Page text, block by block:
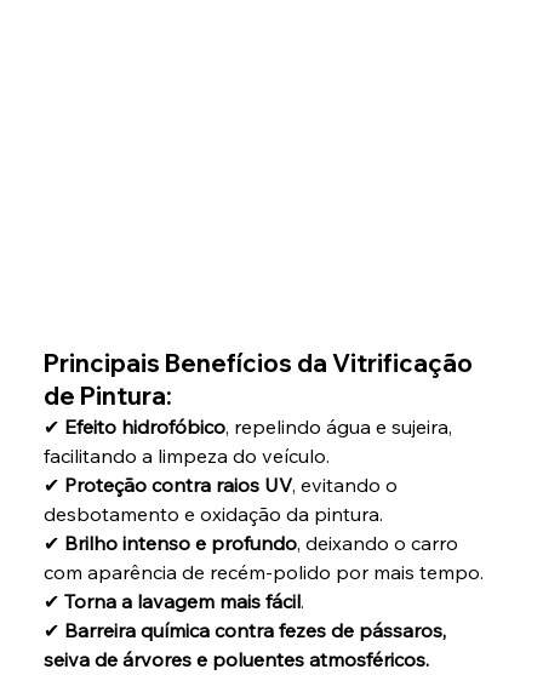
Principais Benefícios da Vitrificação
de Pintura:
✔ Efeito hidrofóbico, repelindo água e sujeira,
facilitando a limpeza do veículo.
✔ Proteção contra raios UV, evitando o
desbotamento e oxidação da pintura.
✔ Brilho intenso e profundo, deixando o carro
com aparência de recém-polido por mais tempo.
✔ Torna a lavagem mais fácil.
✔ Barreira química contra fezes de pássaros,
seiva de árvores e poluentes atmosféricos.